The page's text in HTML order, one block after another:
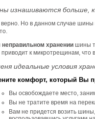
изнашиваются больше,
верно. Но в данном случае
неправильном хранении шины
приводит к микротрещинам, что
идеальные условия
комфорт, который Вы
Вы освобождаете место,
Вы не тратите время на
Вам не придется возить